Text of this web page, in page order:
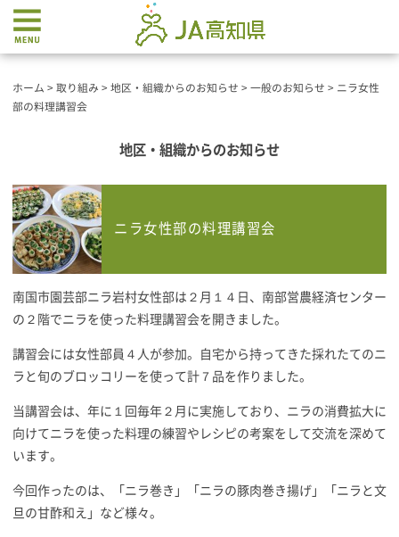
ホーム > 取り組み > 地区・組織からのお知らせ > 一般のお知らせ > ニラ女性
部の料理講習会
地区・組織からのお知らせ
ニラ女性部の料理講習会
南国市園芸部ニラ岩村女性部は２月１４日、南部営農経済センター
の２階でニラを使った料理講習会を開きました。
講習会には女性部員４人が参加。自宅から持ってきた採れたてのニ
ラと旬のブロッコリーを使って計７品を作りました。
当講習会は、年に１回毎年２月に実施しており、ニラの消費拡大に
向けてニラを使った料理の練習やレシピの考案をして交流を深めて
います。
今回作ったのは、「ニラ巻き」「ニラの豚肉巻き揚げ」「ニラと文
旦の甘酢和え」など様々。